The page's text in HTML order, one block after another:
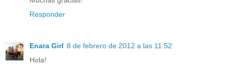
Responder
Enara Girl 8 de febrero de 2012 a las 11:52
Hola!